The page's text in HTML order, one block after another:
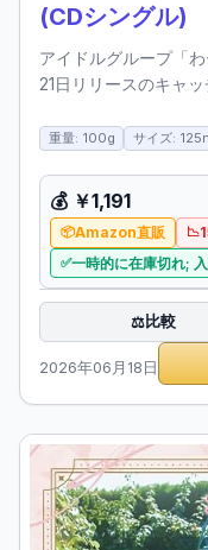
(CDシングル)
アイドルグループ「
21日リリースのキャ
重量: 100g サイズ:
💰 ￥1,191
Amazon直販
一時的に在庫切れ;
⚖️比較
2026年06月18日